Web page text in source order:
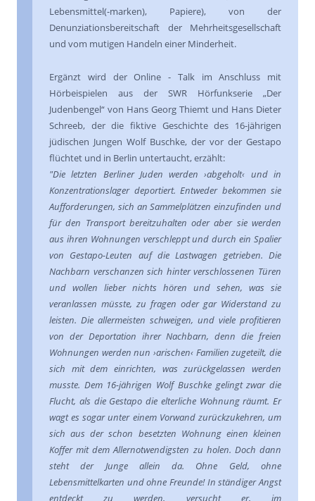
Lebensmittel(-marken), Papiere), von der
Denunziationsbereitschaft der Mehrheitsgesellschaft
und vom mutigen Handeln einer Minderheit.
Ergänzt wird der Online - Talk im Anschluss mit
Hörbeispielen aus der SWR Hörfunkserie „Der
Judenbengel“ von Hans Georg Thiemt und Hans Dieter
Schreeb, der die fiktive Geschichte des 16-jährigen
jüdischen Jungen Wolf Buschke, der vor der Gestapo
flüchtet und in Berlin untertaucht, erzählt:
"Die letzten Berliner Juden werden ›abgeholt‹ und in
Konzentrationslager deportiert. Entweder bekommen sie
Aufforderungen, sich an Sammelplätzen einzufinden und
für den Transport bereitzuhalten oder aber sie werden
aus ihren Wohnungen verschleppt und durch ein Spalier
von Gestapo-Leuten auf die Lastwagen getrieben. Die
Nachbarn verschanzen sich hinter verschlossenen Türen
und wollen lieber nichts hören und sehen, was sie
veranlassen müsste, zu fragen oder gar Widerstand zu
leisten. Die allermeisten schweigen, und viele profitieren
von der Deportation ihrer Nachbarn, denn die freien
Wohnungen werden nun ›arischen‹ Familien zugeteilt, die
sich mit dem einrichten, was zurückgelassen werden
musste. Dem 16-jährigen Wolf Buschke gelingt zwar die
Flucht, als die Gestapo die elterliche Wohnung räumt. Er
wagt es sogar unter einem Vorwand zurückzukehren, um
sich aus der schon besetzten Wohnung einen kleinen
Koffer mit dem Allernotwendigsten zu holen. Doch dann
steht der Junge allein da. Ohne Geld, ohne
Lebensmittelkarten und ohne Freunde! In ständiger Angst
entdeckt zu werden, versucht er, im